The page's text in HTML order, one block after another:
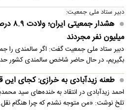
دبیر ستاد ملی جمعیت:
میلیون نفر مجردند
بگیریم، در حال حاضر شاخص سالمندی کشور حدود ۱۳
طعنه زیدآبادی به خرازی: کجای
احمد زیدآبادی در انتقاد به خنده‌های سید
تلخ نوشت: «من متوجه نشدم که چرا هنگام